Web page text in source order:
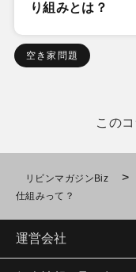
り組みとは？
空き家問題
この
リビンマガジンBiz >
仕組みって？
運営会社